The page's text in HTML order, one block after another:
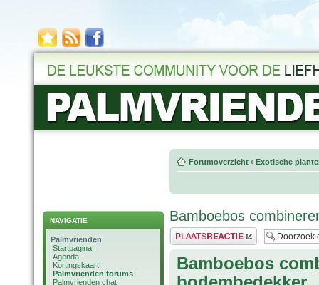
NAVIGATIE
Palmvrienden
Startpagina
Agenda
Kortingskaart
Palmvrienden forums
Palmvrienden chat
Forumoverzicht ‹ Exotische
Bamboebos
Plaats een reactie
Bamboebos